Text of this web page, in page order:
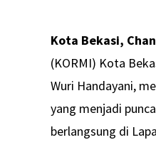
Kota Bekasi,
(KORMI) Kota
Wuri Handayani,
yang menjadi
berlangsung di